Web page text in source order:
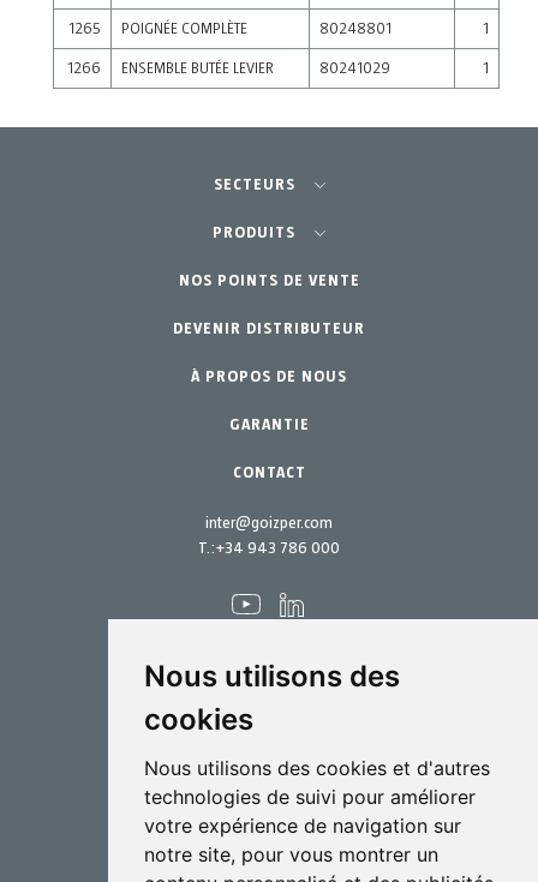
Nous utilisons des
cookies
Nous utilisons des cookies et d'autres
technologies de suivi pour améliorer
votre expérience de navigation sur
notre site, pour vous montrer un
1265 POIGNÉE COMPLÈTE 80248801 1
1266 ENSEMBLE BUTÉE LEVIER 80241029 1
inter@goizper.com
T.:+34 943 786 000
Biotechnologie
Industriel
SECTEURS
Agriculture-Horticulture
Jardinage Professionnel
Jardin Particulier
PRODUITS
Équipements
Accessoires
Pièces de rechange
Kits d´entretien
NOS POINTS DE VENTE
DEVENIR DISTRIBUTEUR
À PROPOS DE NOUS
GARANTIE
CONTACT
Goizper S.Coop.